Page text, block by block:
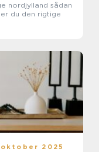
nordjylland sådan
du den rigtige
2025